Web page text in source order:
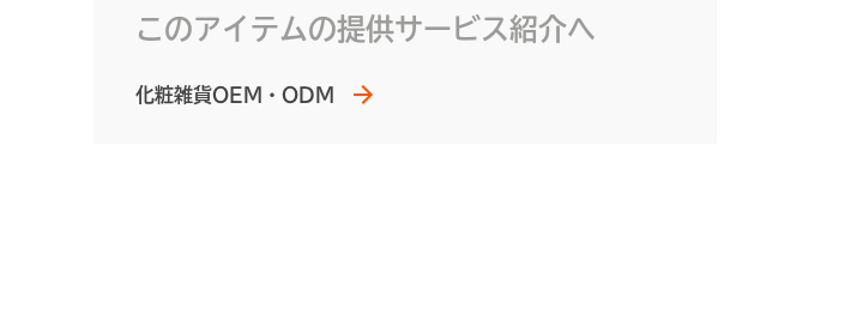
このアイテムの提供サービス紹介へ
化粧雑貨OEM・ODM